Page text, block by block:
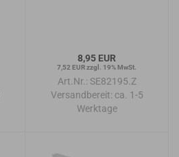
8,95 EUR
7,52 EUR zzgl. 19% MwSt.
Art.Nr.: SE82195.Z
Versandbereit: ca. 1-5
Werktage